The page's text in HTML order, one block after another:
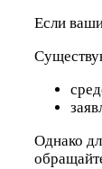
Если
Однако